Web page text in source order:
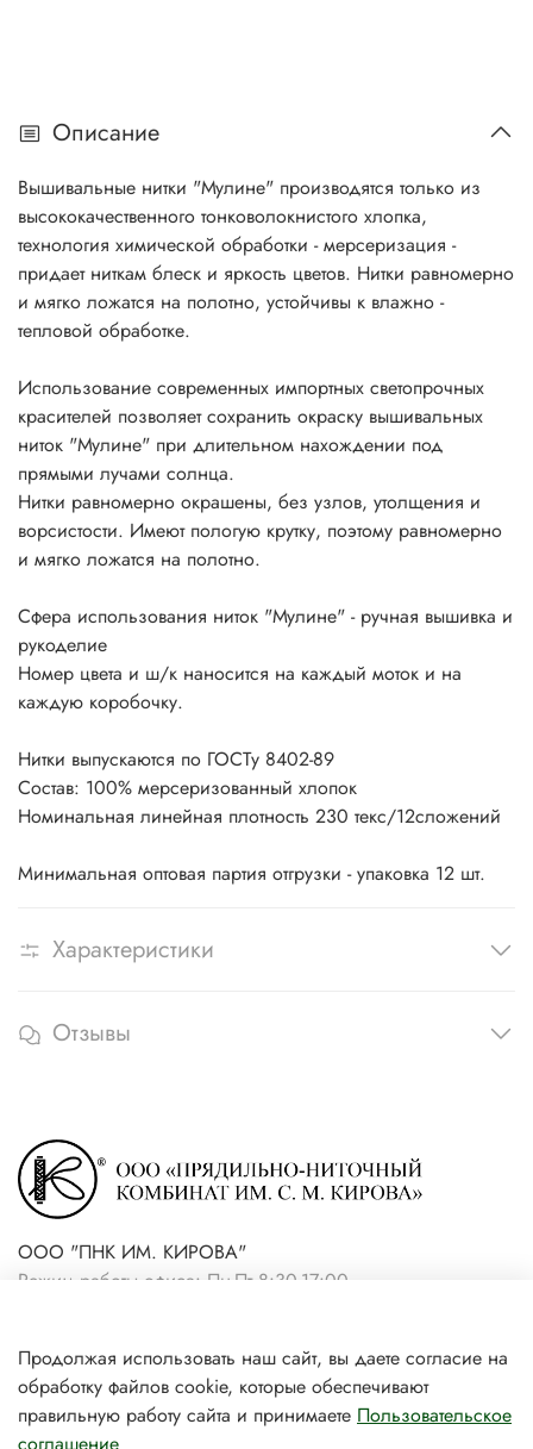
Описание
Вышивальные нитки "Мулине" производятся только из
высококачественного тонковолокнистого хлопка,
технология химической обработки - мерсеризация -
придает ниткам блеск и яркость цветов. Нитки равномерно
и мягко ложатся на полотно, устойчивы к влажно -
тепловой обработке.
Использование современных импортных светопрочных
красителей позволяет сохранить окраску вышивальных
ниток "Мулине" при длительном нахождении под
прямыми лучами солнца.
Нитки равномерно окрашены, без узлов, утолщения и
ворсистости. Имеют пологую крутку, поэтому равномерно
и мягко ложатся на полотно.
Сфера использования ниток "Мулине" - ручная вышивка и
рукоделие
Номер цвета и ш/к наносится на каждый моток и на
каждую коробочку.
Нитки выпускаются по ГОСТу 8402-89
Состав: 100% мерсеризованный хлопок
Номинальная линейная плотность 230 текс/12сложений
Минимальная оптовая партия отгрузки - упаковка 12 шт.
Характеристики
Отзывы
ООО "ПНК ИМ. КИРОВА"
Режим работы офиса: Пн-Пт 8:30-17:00
магазин)
+7(931) 239-81-06 (розничный
Продолжая использовать наш сайт, вы даете согласие на
обработку файлов cookie, которые обеспечивают
правильную работу сайта и принимаете Пользовательское